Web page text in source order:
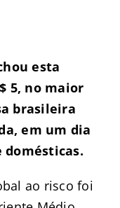
esta
5, no maior
brasileira
em um dia
ao risco foi